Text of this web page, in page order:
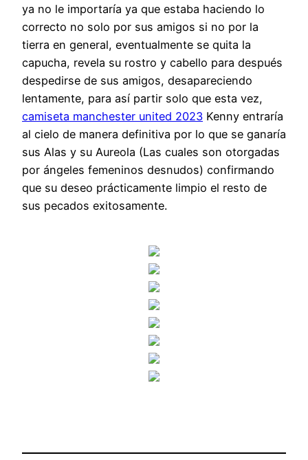
ya no le importaría ya que estaba haciendo lo
correcto no solo por sus amigos si no por la
tierra en general, eventualmente se quita la
capucha, revela su rostro y cabello para después
despedirse de sus amigos, desapareciendo
lentamente, para así partir solo que esta vez,
camiseta manchester united 2023 Kenny entraría
al cielo de manera definitiva por lo que se ganaría
sus Alas y su Aureola (Las cuales son otorgadas
por ángeles femeninos desnudos) confirmando
que su deseo prácticamente limpio el resto de
sus pecados exitosamente.